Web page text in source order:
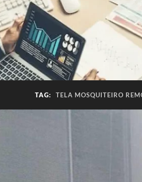
TAG: TELA MOSQUITEIRO